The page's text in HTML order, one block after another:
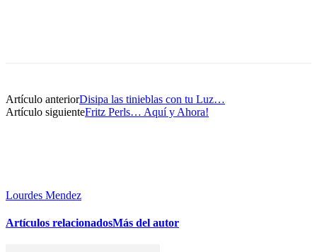
Artículo anteriorDisipa las tinieblas con tu Luz…
Artículo siguienteFritz Perls… Aquí y Ahora!
Lourdes Mendez
Artículos relacionadosMás del autor